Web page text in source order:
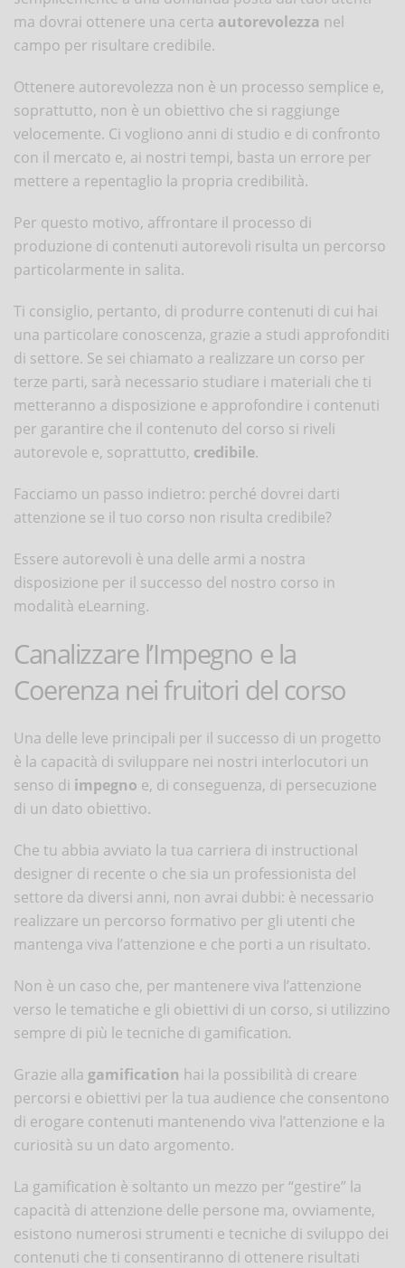
ma dovrai ottenere una certa autorevolezza nel
campo per risultare credibile.
Ottenere autorevolezza non è un processo semplice e,
soprattutto, non è un obiettivo che si raggiunge
velocemente. Ci vogliono anni di studio e di confronto
con il mercato e, ai nostri tempi, basta un errore per
mettere a repentaglio la propria credibilità.
Per questo motivo, affrontare il processo di
produzione di contenuti autorevoli risulta un percorso
particolarmente in salita.
Ti consiglio, pertanto, di produrre contenuti di cui hai
una particolare conoscenza, grazie a studi approfonditi
di settore. Se sei chiamato a realizzare un corso per
terze parti, sarà necessario studiare i materiali che ti
metteranno a disposizione e approfondire i contenuti
per garantire che il contenuto del corso si riveli
autorevole e, soprattutto, credibile.
Facciamo un passo indietro: perché dovrei darti
attenzione se il tuo corso non risulta credibile?
Essere autorevoli è una delle armi a nostra
disposizione per il successo del nostro corso in
modalità eLearning.
Canalizzare l’Impegno e la
Coerenza nei fruitori del corso
Una delle leve principali per il successo di un progetto
è la capacità di sviluppare nei nostri interlocutori un
senso di impegno e, di conseguenza, di persecuzione
di un dato obiettivo.
Che tu abbia avviato la tua carriera di instructional
designer di recente o che sia un professionista del
settore da diversi anni, non avrai dubbi: è necessario
realizzare un percorso formativo per gli utenti che
mantenga viva l’attenzione e che porti a un risultato.
Non è un caso che, per mantenere viva l’attenzione
verso le tematiche e gli obiettivi di un corso, si utilizzino
sempre di più le tecniche di gamification.
Grazie alla gamification hai la possibilità di creare
percorsi e obiettivi per la tua audience che consentono
di erogare contenuti mantenendo viva l’attenzione e la
curiosità su un dato argomento.
La gamification è soltanto un mezzo per “gestire” la
capacità di attenzione delle persone ma, ovviamente,
esistono numerosi strumenti e tecniche di sviluppo dei
contenuti che ti consentiranno di ottenere risultati